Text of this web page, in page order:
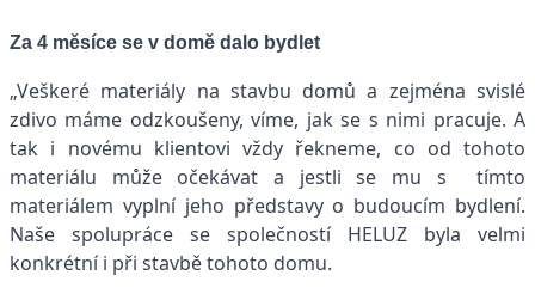
Za 4 měsíce se v domě dalo bydlet
„Veškeré materiály na stavbu domů a zejména svislé
zdivo máme odzkoušeny, víme, jak se s nimi pracuje. A
tak i novému klientovi vždy řekneme, co od tohoto
materiálu může očekávat a jestli se mu s tímto
materiálem vyplní jeho představy o budoucím bydlení.
Naše spolupráce se společností HELUZ byla velmi
konkrétní i při stavbě tohoto domu.